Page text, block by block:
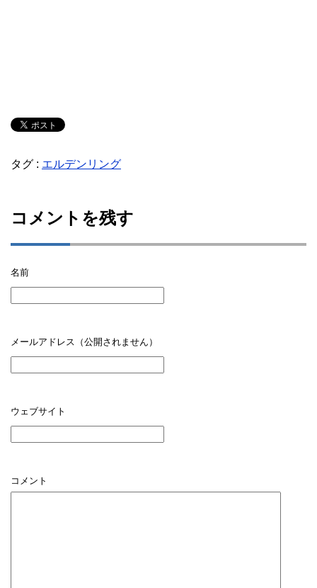
タグ : エルデンリング
コメントを残す
名前
メールアドレス（公開されません）
ウェブサイト
コメント